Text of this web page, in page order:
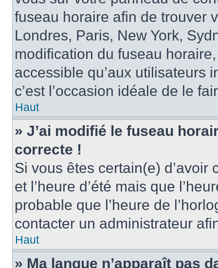
fuseau horaire afin de trouver
Londres, Paris, New York,
modification du fuseau
accessible qu’aux utilisateurs
c’est l’occasion idéale de le
Haut
» J’ai modifié le fuseau
correcte !
Si vous êtes certain(e)
et l’heure d’été mais que
probable que l’heure de
contacter un administrateur
Haut
» Ma langue n’apparaît pas